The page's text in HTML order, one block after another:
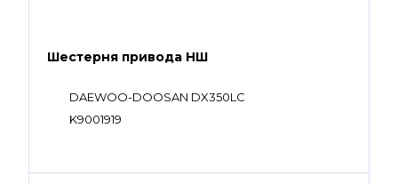
Шестерня привода НШ
DAEWOO-DOOSAN DX350LC
K9001919